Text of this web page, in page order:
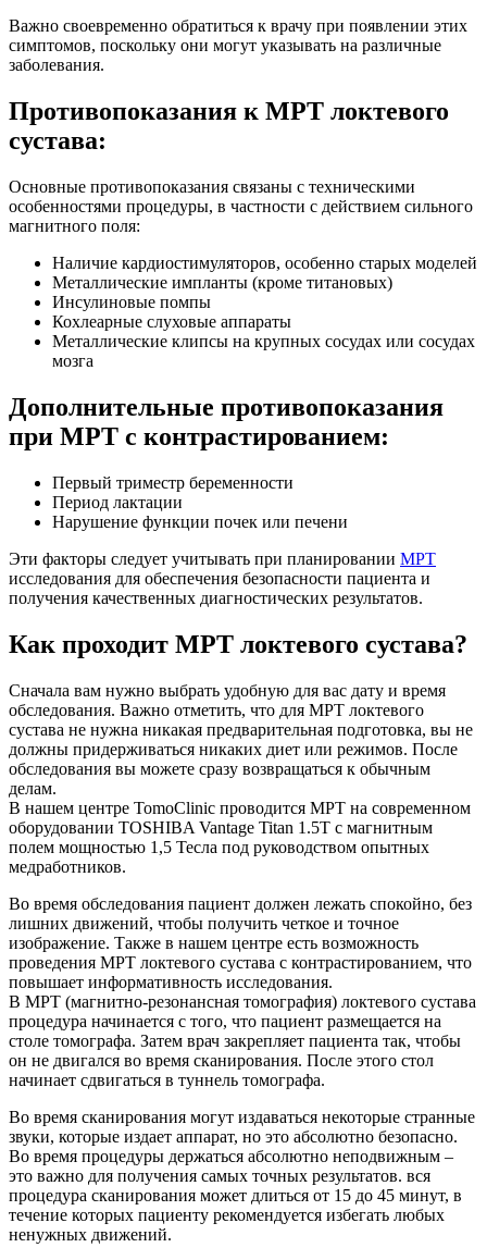
Важно своевременно обратиться к врачу при появлении этих
симптомов, поскольку они могут указывать на различные
заболевания.
Противопоказания к МРТ локтевого
сустава:
Основные противопоказания связаны с техническими
особенностями процедуры, в частности с действием сильного
магнитного поля:
Наличие кардиостимуляторов, особенно старых моделей
Металлические импланты (кроме титановых)
Инсулиновые помпы
Кохлеарные слуховые аппараты
Металлические клипсы на крупных сосудах или сосудах
мозга
Дополнительные противопоказания
при МРТ с контрастированием:
Первый триместр беременности
Период лактации
Нарушение функции почек или печени
Эти факторы следует учитывать при планировании МРТ
исследования для обеспечения безопасности пациента и
получения качественных диагностических результатов.
Как проходит МРТ локтевого сустава?
Сначала вам нужно выбрать удобную для вас дату и время
обследования. Важно отметить, что для МРТ локтевого
сустава не нужна никакая предварительная подготовка, вы не
должны придерживаться никаких диет или режимов. После
обследования вы можете сразу возвращаться к обычным
делам.
В нашем центре TomoClinic проводится МРТ на современном
оборудовании TOSHIBA Vantage Titan 1.5T с магнитным
полем мощностью 1,5 Тесла под руководством опытных
медработников.
Во время обследования пациент должен лежать спокойно, без
лишних движений, чтобы получить четкое и точное
изображение. Также в нашем центре есть возможность
проведения МРТ локтевого сустава с контрастированием, что
повышает информативность исследования.
В МРТ (магнитно-резонансная томография) локтевого сустава
процедура начинается с того, что пациент размещается на
столе томографа. Затем врач закрепляет пациента так, чтобы
он не двигался во время сканирования. После этого стол
начинает сдвигаться в туннель томографа.
Во время сканирования могут издаваться некоторые странные
звуки, которые издает аппарат, но это абсолютно безопасно.
Во время процедуры держаться абсолютно неподвижным –
это важно для получения самых точных результатов. вся
процедура сканирования может длиться от 15 до 45 минут, в
течение которых пациенту рекомендуется избегать любых
ненужных движений.